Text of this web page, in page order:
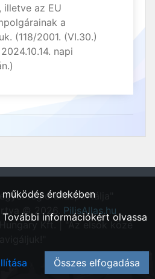
illetve az EU
a
(118/2001. (VI.30.)
napi
régió állásportálja"
© 2026. PilisAllas.hu
Kft. | "Az elsők közé
érdekében
információkért olvassa
Összes elfogadása